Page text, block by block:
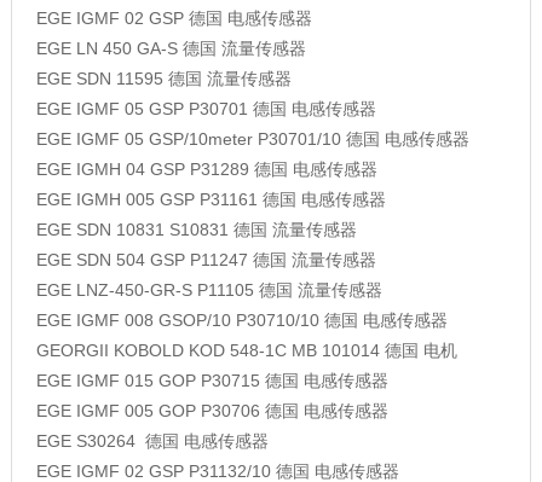
EGE IGMF 02 GSP 德国 电感传感器
EGE LN 450 GA-S 德国 流量传感器
EGE SDN 11595 德国 流量传感器
EGE IGMF 05 GSP P30701 德国 电感传感器
EGE IGMF 05 GSP/10meter P30701/10 德国 电感传感器
EGE IGMH 04 GSP P31289 德国 电感传感器
EGE IGMH 005 GSP P31161 德国 电感传感器
EGE SDN 10831 S10831 德国 流量传感器
EGE SDN 504 GSP P11247 德国 流量传感器
EGE LNZ-450-GR-S P11105 德国 流量传感器
EGE IGMF 008 GSOP/10 P30710/10 德国 电感传感器
GEORGII KOBOLD KOD 548-1C MB 101014 德国 电机
EGE IGMF 015 GOP P30715 德国 电感传感器
EGE IGMF 005 GOP P30706 德国 电感传感器
EGE S30264 德国 电感传感器
EGE IGMF 02 GSP P31132/10 德国 电感传感器